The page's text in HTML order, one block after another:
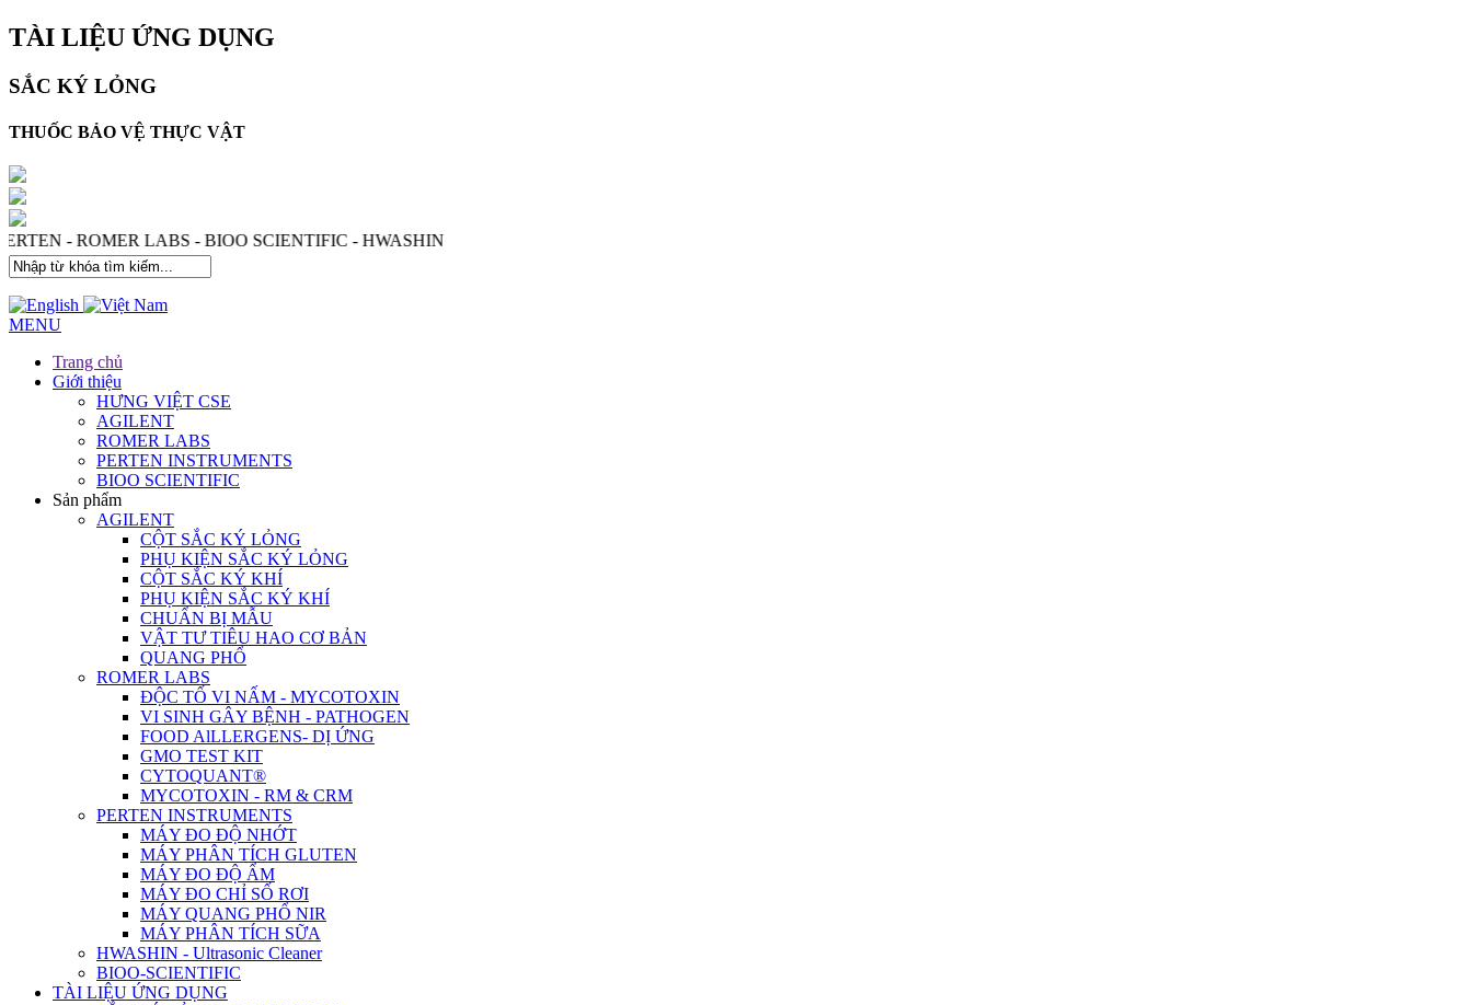
TÀI LIỆU ỨNG DỤNG
SẮC KÝ LỎNG
THUỐC BẢO VỆ THỰC VẬT
- PERTEN - ROMER LABS - BIOO SCIENTIFIC - HWASHIN
MENU
Trang chủ
Giới thiệu
HƯNG VIỆT CSE
AGILENT
ROMER LABS
PERTEN INSTRUMENTS
BIOO SCIENTIFIC
Sản phẩm
AGILENT
CỘT SẮC KÝ LỎNG
PHỤ KIỆN SẮC KÝ LỎNG
CỘT SẮC KÝ KHÍ
PHỤ KIỆN SẮC KÝ KHÍ
CHUẨN BỊ MẪU
VẬT TƯ TIÊU HAO CƠ BẢN
QUANG PHỔ
ROMER LABS
ĐỘC TỐ VI NẤM - MYCOTOXIN
VI SINH GÂY BỆNH - PATHOGEN
FOOD AlLLERGENS- DỊ ỨNG
GMO TEST KIT
CYTOQUANT®
MYCOTOXIN - RM & CRM
PERTEN INSTRUMENTS
MÁY ĐO ĐỘ NHỚT
MÁY PHÂN TÍCH GLUTEN
MÁY ĐO ĐỘ ẨM
MÁY ĐO CHỈ SỐ RƠI
MÁY QUANG PHỔ NIR
MÁY PHÂN TÍCH SỮA
HWASHIN - Ultrasonic Cleaner
BIOO-SCIENTIFIC
TÀI LIỆU ỨNG DỤNG